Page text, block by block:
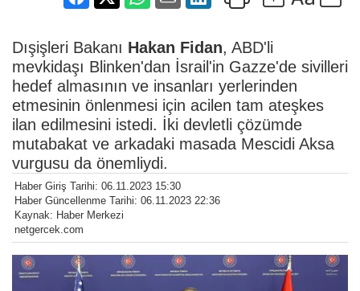
Dışişleri Bakanı Hakan Fidan, ABD'li
mevkidaşı Blinken'dan İsrail'in Gazze'de sivilleri
hedef almasının ve insanları yerlerinden
etmesinin önlenmesi için acilen tam ateşkes
ilan edilmesini istedi. İki devletli çözümde
mutabakat ve arkadaki masada Mescidi Aksa
vurgusu da önemliydi.
Haber Giriş Tarihi: 06.11.2023 15:30
Haber Güncellenme Tarihi: 06.11.2023 22:36
Kaynak: Haber Merkezi
netgercek.com